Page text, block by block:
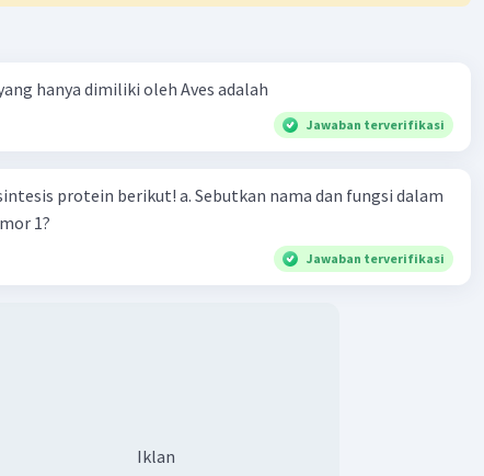
hanya dimiliki oleh Aves adalah
Jawaban terverifikasi
a. Sebutkan nama dan fungsi dalam
1?
Jawaban terverifikasi
Iklan